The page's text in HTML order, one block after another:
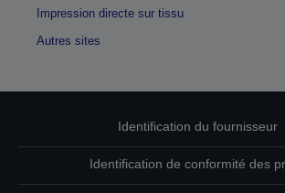
Impression directe sur tissu
Autres sites
Identification du fournisseur
Identification de conformité des